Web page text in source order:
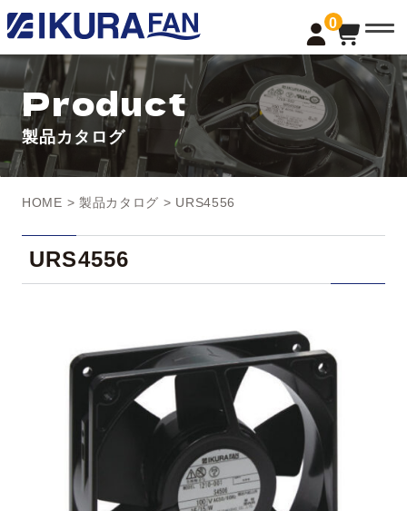
0
t
o
g
l
e
a
v
i
g
a
n
Product
製品カタログ
HOME > 製品カタログ > URS4556
URS4556